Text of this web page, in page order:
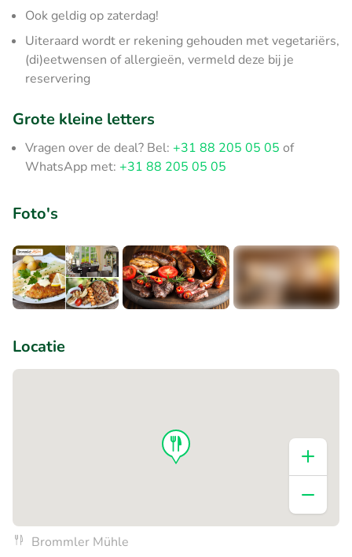
Ook geldig op zaterdag!
Uiteraard wordt er rekening gehouden met vegetariërs,
(di)eetwensen of allergieën, vermeld deze bij je
reservering
Grote kleine letters
Vragen over de deal? Bel: +31 88 205 05 05 of
WhatsApp met: +31 88 205 05 05
Foto's
Locatie
Brommler Mühle